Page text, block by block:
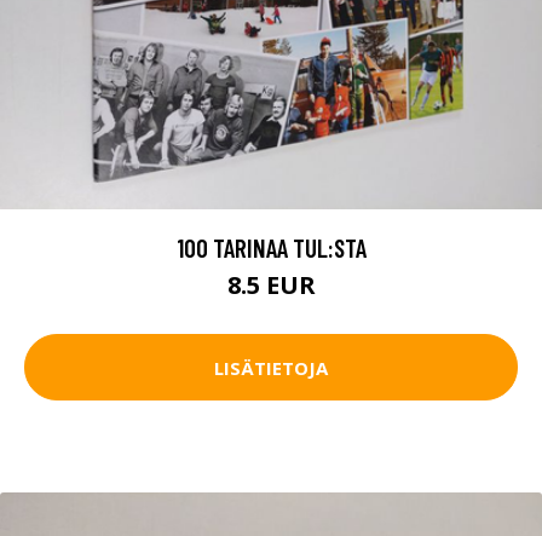
100 TARINAA TUL:STA
8.5 EUR
LISÄTIETOJA